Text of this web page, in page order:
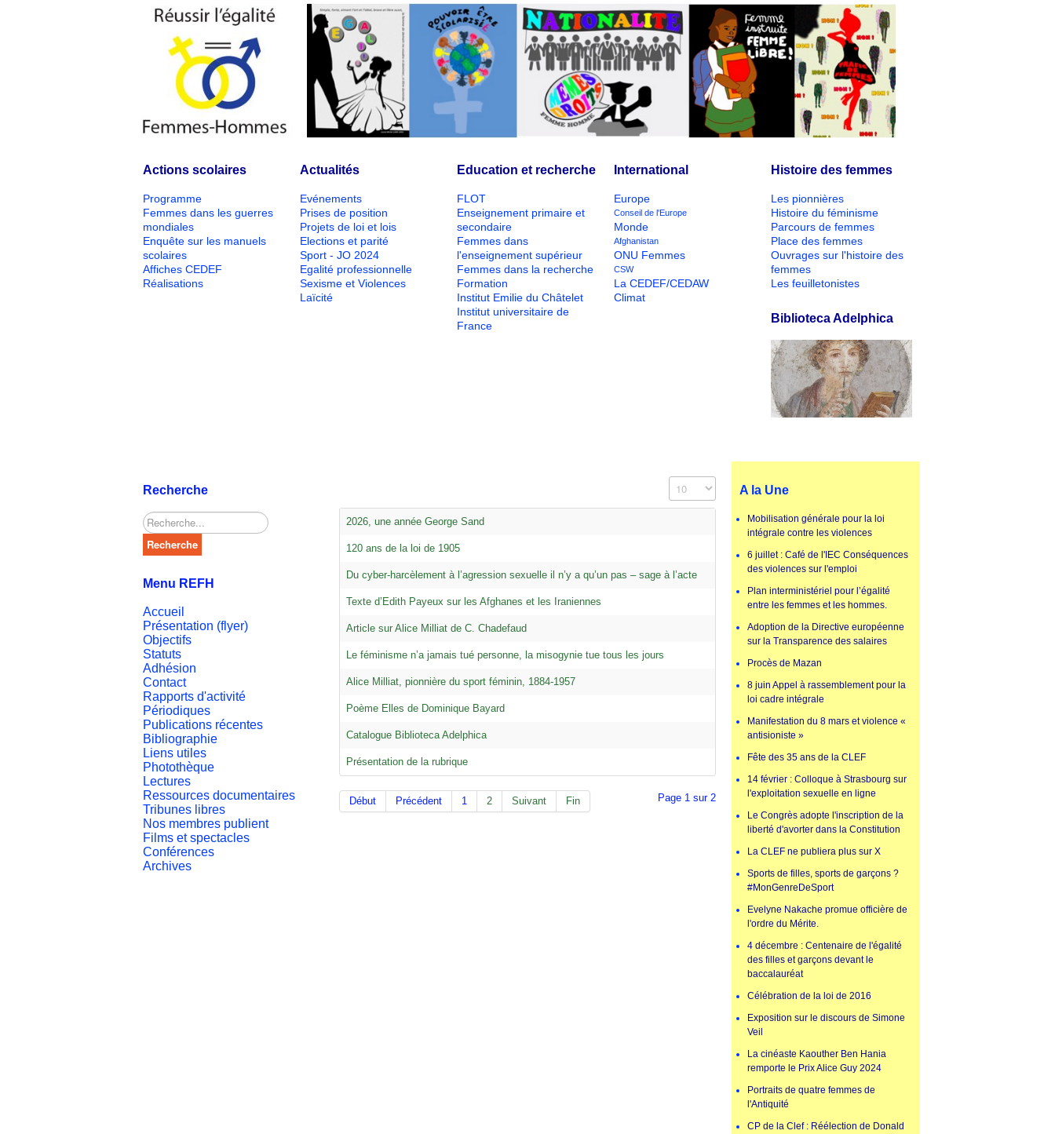
Actions scolaires
Programme
Femmes dans les guerres
mondiales
Enquête sur les manuels
scolaires
Affiches CEDEF
Réalisations
Actualités
Evénements
Prises de position
Projets de loi et lois
Elections et parité
Sport - JO 2024
Egalité professionnelle
Sexisme et Violences
Laïcité
Education et recherche
FLOT
Enseignement primaire et
secondaire
Femmes dans
l'enseignement supérieur
Femmes dans la recherche
Formation
Institut Emilie du Châtelet
Institut universitaire de
France
International
Europe
Conseil de l'Europe
Monde
Afghanistan
ONU Femmes
CSW
La CEDEF/CEDAW
Climat
Histoire des femmes
Les pionnières
Histoire du féminisme
Parcours de femmes
Place des femmes
Ouvrages sur l'histoire des
femmes
Les feuilletonistes
Biblioteca Adelphica
Recherche
Rechercher
Recherche
Menu REFH
Accueil
Présentation (flyer)
Objectifs
Statuts
Adhésion
Contact
Rapports d'activité
Périodiques
Publications récentes
Bibliographie
Liens utiles
Photothèque
Lectures
Ressources documentaires
Tribunes libres
Nos membres publient
Films et spectacles
Conférences
Archives
Affichage #
2026, une année George Sand
120 ans de la loi de 1905
Du cyber-harcèlement à l’agression sexuelle il n’y a qu’un pas – sage à l’acte
Texte d’Edith Payeux sur les Afghanes et les Iraniennes
Article sur Alice Milliat de C. Chadefaud
Le féminisme n’a jamais tué personne, la misogynie tue tous les jours
Alice Milliat, pionnière du sport féminin, 1884-1957
Poème Elles de Dominique Bayard
Catalogue Biblioteca Adelphica
Présentation de la rubrique
Page 1 sur 2
Début Précédent 1 2 Suivant Fin
A la Une
Mobilisation générale pour la loi
intégrale contre les violences
6 juillet : Café de l'IEC Conséquences
des violences sur l'emploi
Plan interministériel pour l’égalité
entre les femmes et les hommes.
Adoption de la Directive européenne
sur la Transparence des salaires
Procès de Mazan
8 juin Appel à rassemblement pour la
loi cadre intégrale
Manifestation du 8 mars et violence «
antisioniste »
Fête des 35 ans de la CLEF
14 février : Colloque à Strasbourg sur
l'exploitation sexuelle en ligne
Le Congrès adopte l'inscription de la
liberté d'avorter dans la Constitution
La CLEF ne publiera plus sur X
Sports de filles, sports de garçons ?
#MonGenreDeSport
Evelyne Nakache promue officière de
l'ordre du Mérite.
4 décembre : Centenaire de l'égalité
des filles et garçons devant le
baccalauréat
Célébration de la loi de 2016
Exposition sur le discours de Simone
Veil
La cinéaste Kaouther Ben Hania
remporte le Prix Alice Guy 2024
Portraits de quatre femmes de
l'Antiquité
CP de la Clef : Réélection de Donald